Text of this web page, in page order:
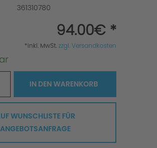
361310780
94.00€ *
*inkl. MwSt.zzgl. Versandkosten
IN DENWARENKORB
WUNSCHLISTE FÜR
ANGEBOTSANFRAGE